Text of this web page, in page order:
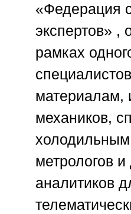
«Федерация
экспертов» ,
рамках
материалам,
механиков,
метрологов
аналитиков